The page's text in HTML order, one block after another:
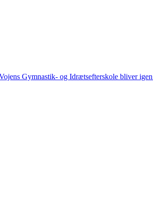
Gymnastik- og Idrætsefterskole bliver